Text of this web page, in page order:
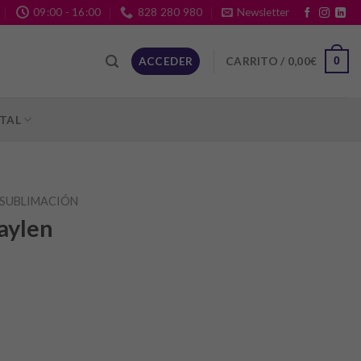
09:00 - 16:00 828 280 980 Newsletter
ACCEDER CARRITO / 0,00€ 0